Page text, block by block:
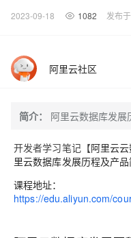
2023-09-18 1082 发布
阿里云社区
简介： 阿里云数据库发展
开发者学习笔记【阿里云
里云数据库发展历程及产品
课程地址：
https://edu.aliyun.com/